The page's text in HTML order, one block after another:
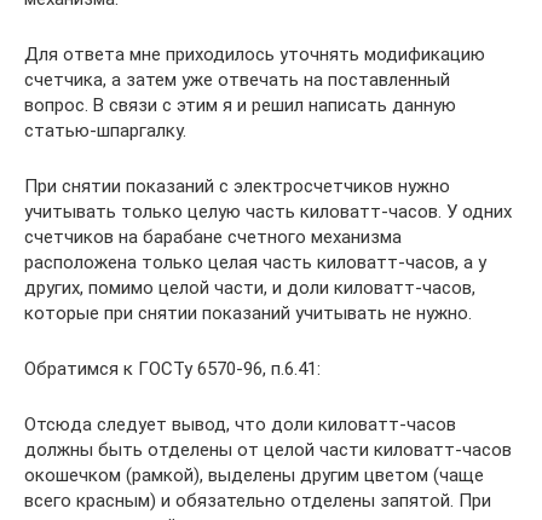
Для ответа мне приходилось уточнять модификацию
счетчика, а затем уже отвечать на поставленный
вопрос. В связи с этим я и решил написать данную
статью-шпаргалку.
При снятии показаний с электросчетчиков нужно
учитывать только целую часть киловатт-часов. У одних
счетчиков на барабане счетного механизма
расположена только целая часть киловатт-часов, а у
других, помимо целой части, и доли киловатт-часов,
которые при снятии показаний учитывать не нужно.
Обратимся к ГОСТу 6570-96, п.6.41:
Отсюда следует вывод, что доли киловатт-часов
должны быть отделены от целой части киловатт-часов
окошечком (рамкой), выделены другим цветом (чаще
всего красным) и обязательно отделены запятой. При